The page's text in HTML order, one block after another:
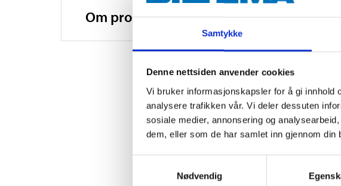
Samtykke
Denne nettsiden anvender cookies
Vi bruker informasjonskapsler for å gi innhold
analysere trafikken vår. Vi deler dessuten
sosiale medier, annonsering og
dem, eller som de har samlet inn gjennom din
Nødvendig
Om produsenten